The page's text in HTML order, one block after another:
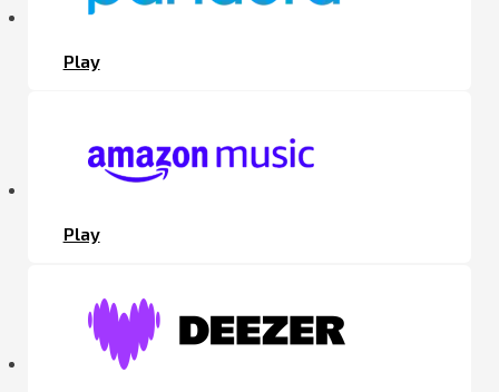
Play
Play